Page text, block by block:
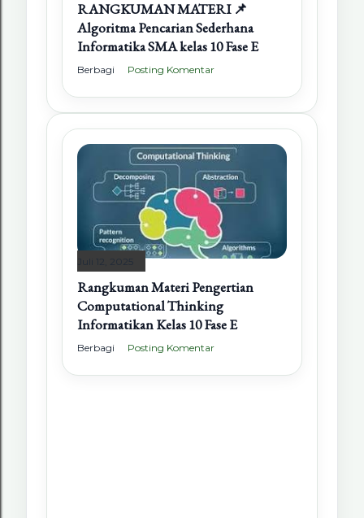
RANGKUMAN MATERI 📌
Algoritma Pencarian Sederhana
Informatika SMA kelas 10 Fase E
Berbagi Posting Komentar
Juli 12, 2025
Rangkuman Materi Pengertian
Computational Thinking
Informatikan Kelas 10 Fase E
Berbagi Posting Komentar